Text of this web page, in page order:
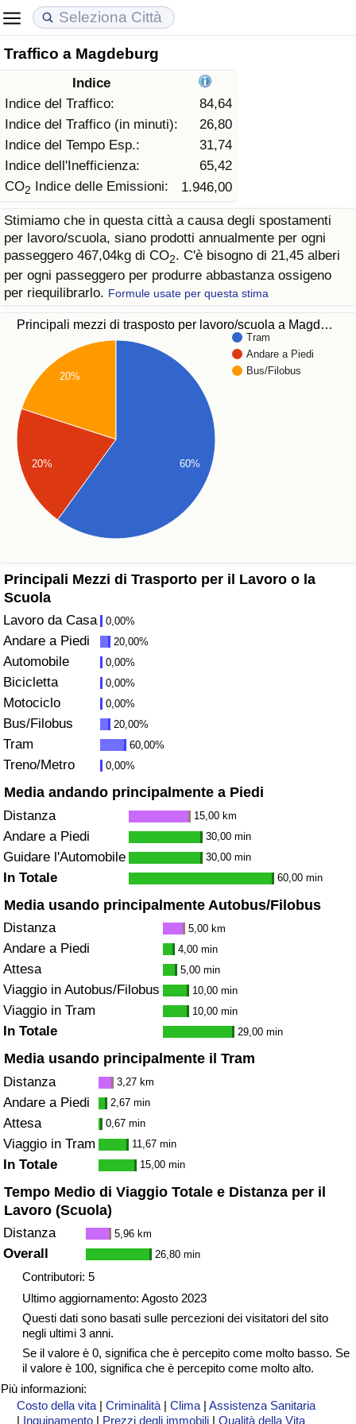
Traffico a Magdeburg
Indice
Indice del Traffico:
84,64
Indice del Traffico (in minuti):
26,80
Indice del Tempo Esp.:
31,74
Indice dell'Inefficienza:
65,42
CO2 Indice delle Emissioni: 1.946,00
Stimiamo che in questa città a causa degli spostamenti
per lavoro/scuola, siano prodotti annualmente per ogni
passeggero 467,04kg di CO2. C'è bisogno di 21,45 alberi
per ogni passeggero per produrre abbastanza ossigeno
per riequilibrarlo. Formule usate per questa stima
Principali mezzi di trasposto per lavoro/scuola a Magd…
Tram
Andare a Piedi
Bus/Filobus
20%
20% 60%
Principali Mezzi di Trasporto per il Lavoro o la
Scuola
Lavoro da Casa 0,00%
Andare a Piedi 20,00%
Automobile 0,00%
Bicicletta 0,00%
Motociclo 0,00%
Bus/Filobus 20,00%
Tram 60,00%
Treno/Metro 0,00%
Media andando principalmente a Piedi
Distanza 15,00 km
Andare a Piedi 30,00 min
Guidare l'Automobile 30,00 min
In Totale 60,00 min
Media usando principalmente Autobus/Filobus
Distanza 5,00 km
Andare a Piedi 4,00 min
Attesa 5,00 min
Viaggio in Autobus/Filobus 10,00 min
Viaggio in Tram 10,00 min
In Totale 29,00 min
Media usando principalmente il Tram
Distanza 3,27 km
Andare a Piedi 2,67 min
Attesa 0,67 min
Viaggio in Tram 11,67 min
In Totale 15,00 min
Tempo Medio di Viaggio Totale e Distanza per il
Lavoro (Scuola)
Distanza 5,96 km
Overall 26,80 min
Contributori: 5
Ultimo aggiornamento: Agosto 2023
Questi dati sono basati sulle percezioni dei visitatori del sito
negli ultimi 3 anni.
Se il valore è 0, significa che è percepito come molto basso. Se
il valore è 100, significa che è percepito come molto alto.
Più informazioni:
Costo della vita |Criminalità |Clima |Assistenza Sanitaria
| Inquinamento | Prezzi degli immobili |Qualità della Vita
Costo della vita
Indice Del Costo Della Vita (corrente)
Indice Del Costo Della Vita
Indice del Costo della Vita per Nazione
ad Aqaba
Prezzi degli immobili
Indice del Prezzo delle Case (Corrente)
Indice del Prezzo delle Case
Indice del Prezzo delle Case per Nazione
Qualità della Vita
Indice della Qualità della Vita
Indice della Qualità della Vita (Corrente)
Indice della qualità della vita per Paese
Criminalità
Indice del Tasso di Criminalità (Corrente)
Indice della Criminalità
Indice di criminalità per paese
Assistenza Sanitaria
Indice dell’Assistenza Sanitaria (Corrente)
Indice dell’Assistenza Sanitaria
Indice dell’Assistenza Sanitaria per
Nazione
Inquinamento
Indice dell’Inquinamento (Corrente)
Indice di inquinamento
Indice dell’Inquinamento per Nazione
Traffico
Indice del Traffico
Indice del traffico (Corrente)
Indice del traffico per Nazione